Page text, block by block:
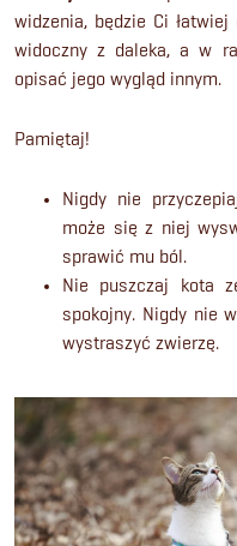
widzenia, będzie Ci
widoczny z daleka, a w
opisać jego wygląd innym.
Pamiętaj!
Nigdy nie
może się z niej
sprawić mu ból.
Nie puszczaj kota
spokojny. Nigdy nie
wystraszyć zwierzę.